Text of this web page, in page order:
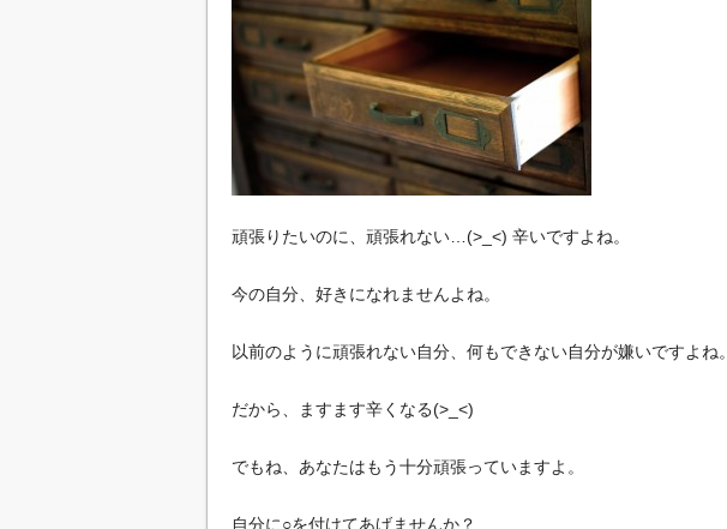
頑張りたいのに、頑張れない…(>_<) 辛いですよね。
今の自分、好きになれませんよね。
以前のように頑張れない自分、何もできない自分が嫌いですよね。
だから、ますます辛くなる(>_<)
でもね、あなたはもう十分頑張っていますよ。
自分に○を付けてあげませんか？